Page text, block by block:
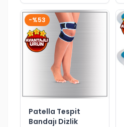
-%53
Patella Tespit
Bandajı Dizlik